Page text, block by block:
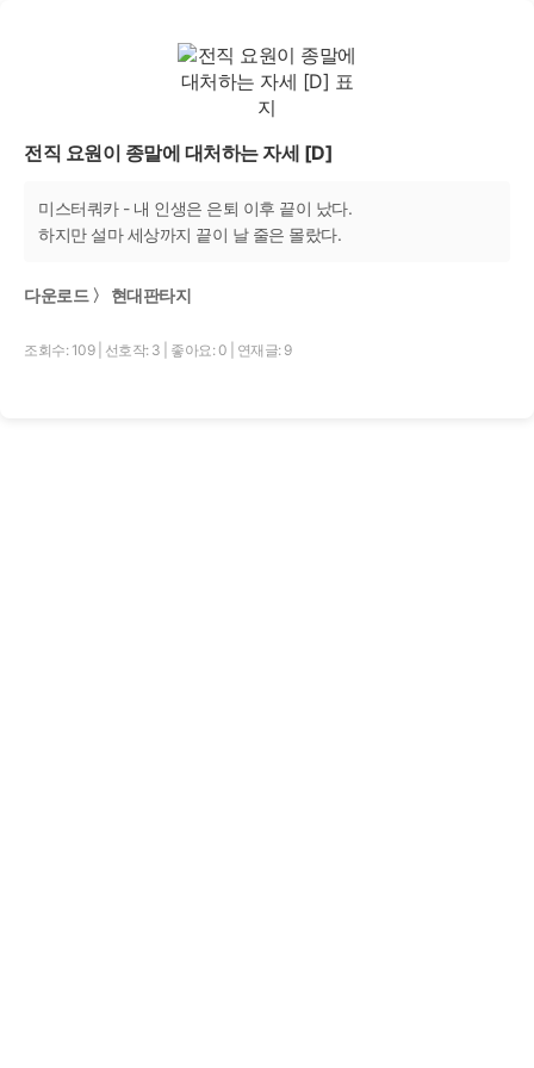
전직 요원이 종말에 대처하는 자세 [D]
미스터쿼카 - 내 인생은 은퇴 이후 끝이 났다.
하지만 설마 세상까지 끝이 날 줄은 몰랐다.
다운로드 〉 현대판타지
조회수: 109 선호작: 3 좋아요: 0 연재글: 9